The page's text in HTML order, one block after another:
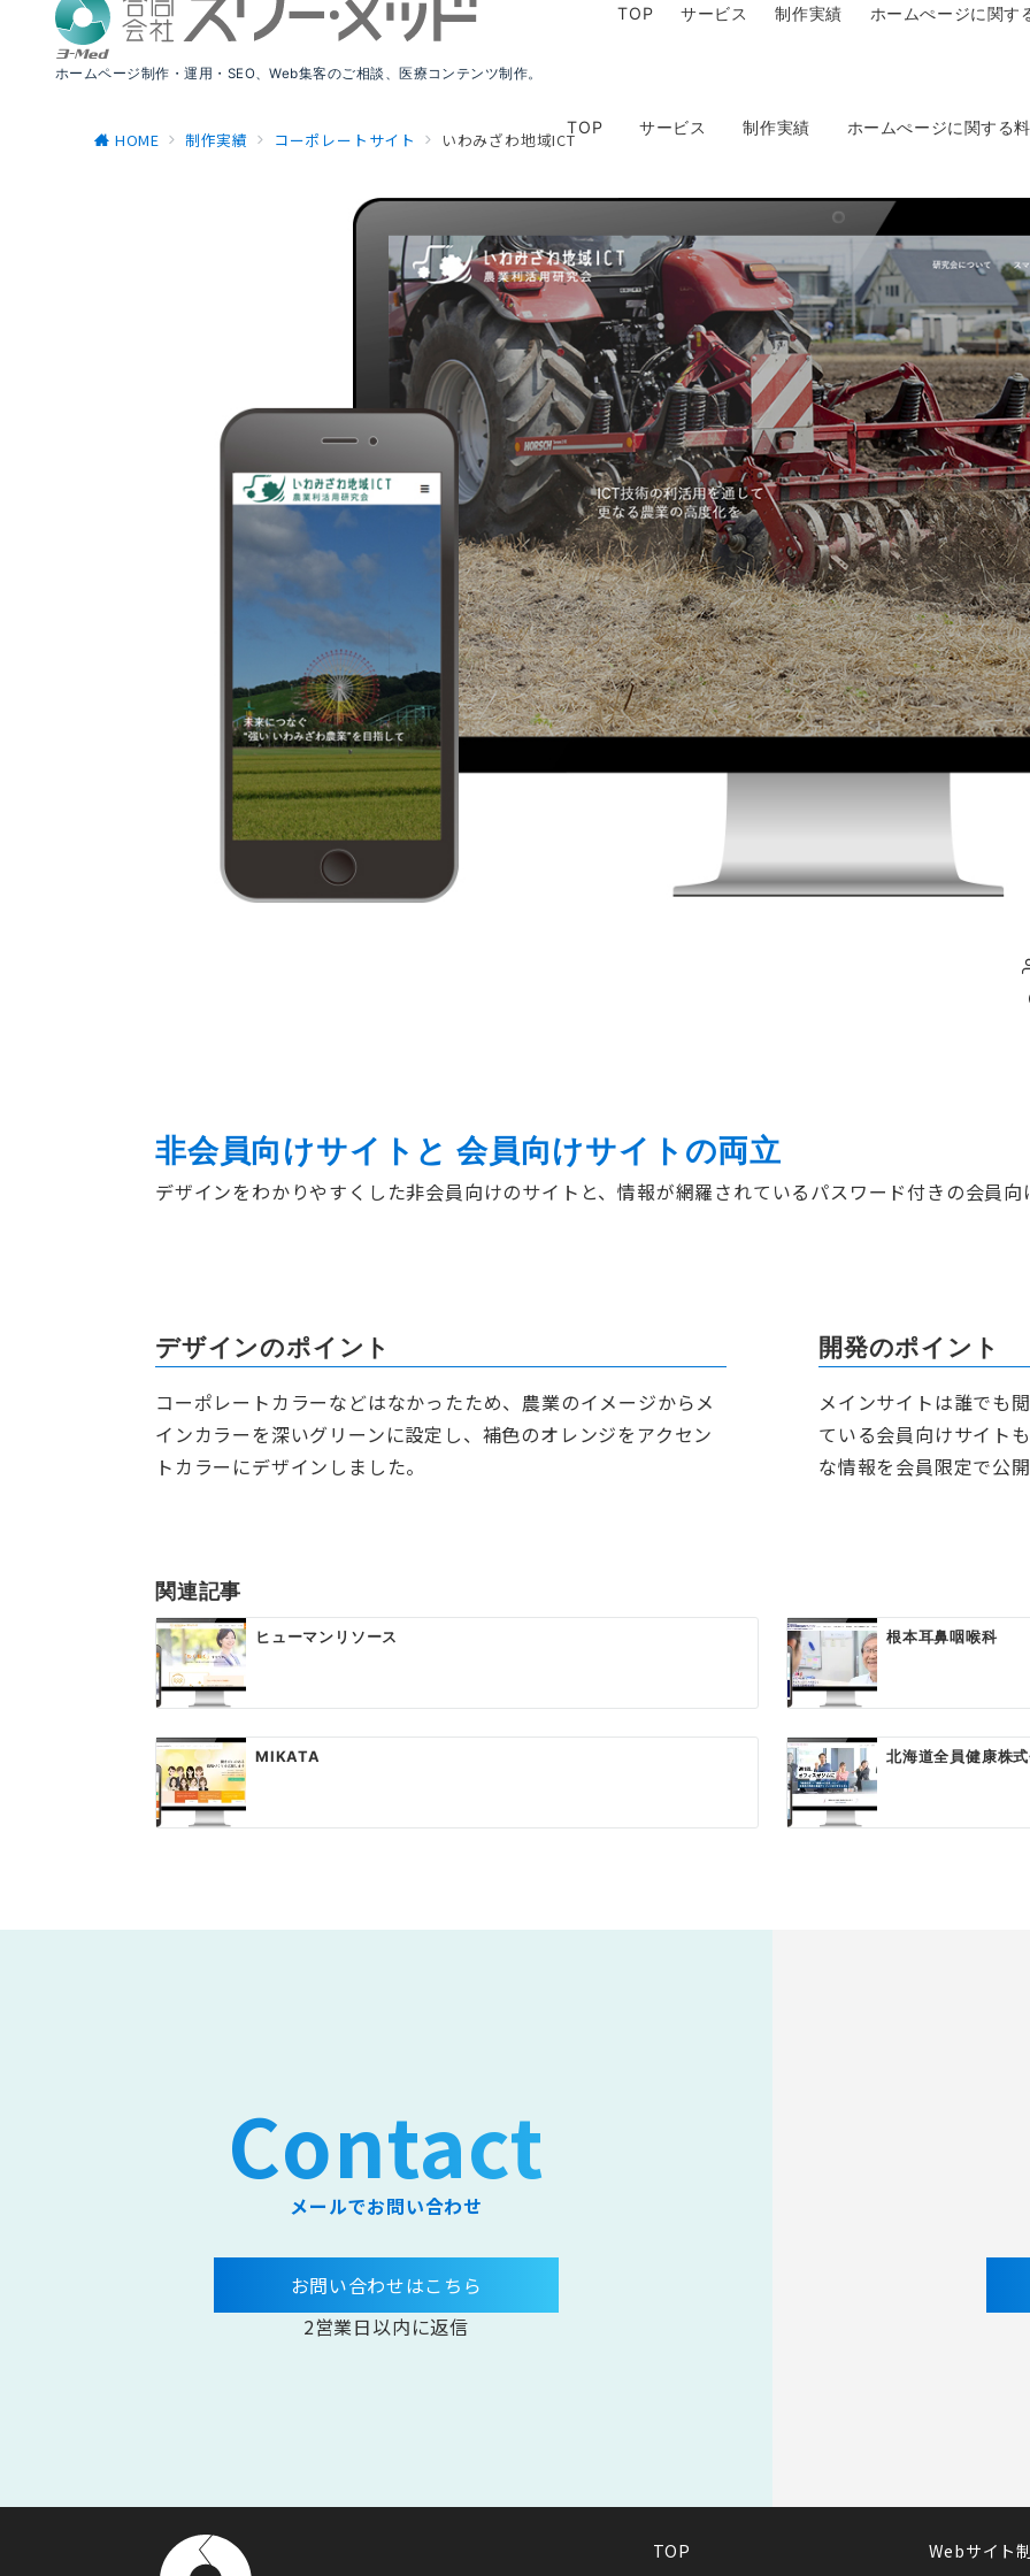
ホームページ制作・運用・SEO、Web集客のご相談、医療コンテンツ制作。
TOP サービス 制作実績 ホームぺージに関する
TOP サービス 制作実績 ホームぺージに関す
HOME 制作実績 コーポレートサイト いわみざわ地域ICT
非会員向けサイトと 会員向けサイトの両立
デザインをわかりやすくした非会員向けのサイトと、情報が網羅されているパスワード付きの会員
デザインのポイント
コーポレートカラーなどはなかったため、農業のイメージからメ
インカラーを深いグリーンに設定し、補色のオレンジをアクセン
トカラーにデザインしました。
開発のポイント
メインサイトは誰でも
ている会員向けサイト
な情報を会員限定で公
関連記事
ヒューマンリソース 根本耳鼻咽喉科
MIKATA 北海道全員健康株
Contact
メールでお問い合わせ
お問い合わせはこちら
2営業日以内に返信
TOP
Webサイト